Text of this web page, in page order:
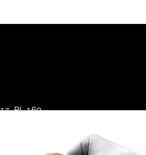
PL 160,